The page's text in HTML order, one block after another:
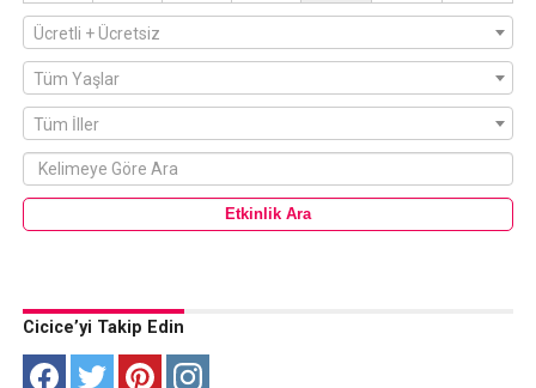
Ücretli + Ücretsiz
Tüm Yaşlar
Tüm İller
Cicice’yi Takip Edin